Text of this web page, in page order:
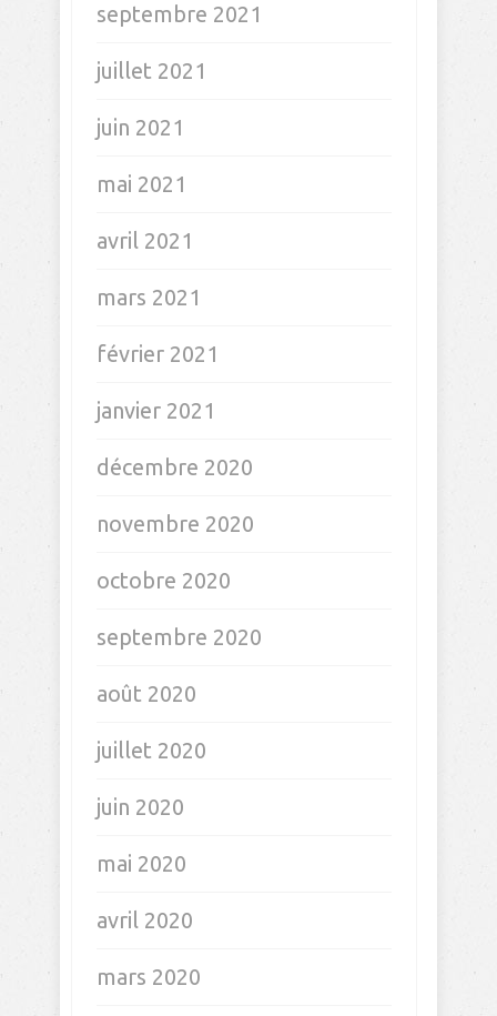
septembre 2021
juillet 2021
juin 2021
mai 2021
avril 2021
mars 2021
février 2021
janvier 2021
décembre 2020
novembre 2020
octobre 2020
septembre 2020
août 2020
juillet 2020
juin 2020
mai 2020
avril 2020
mars 2020